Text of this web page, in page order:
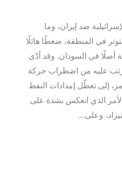
ضد إيران، وما
في المنطقة، ضغطًا هائلًا
أصلًا في السودان. وقد أدّى
عليه من اضطراب حركة
إلى تعطّل إمدادات النفط
الذي انعكس بشدة على
وعلى...